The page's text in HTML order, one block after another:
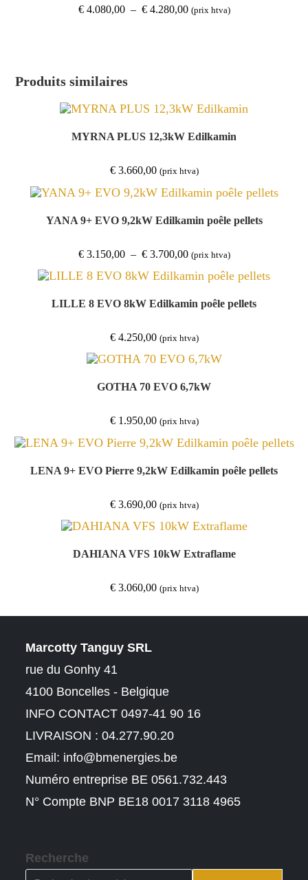
€4.080,00 – €4.280,00Plage
de
(prix htva)
Produits similaires
MYRNA PLUS 12,3kW Edilkamin
€3.660,00 (prix htva)
YANA 9+ EVO 9,2kW Edilkamin poêle pellets
€3.150,00 – €3.700,00Plage
de
prix :
€ 3.150,00
€ 3.700,00
(prix htva)
LILLE 8 EVO 8kW Edilkamin poêle pellets
€4.250,00 (prix htva)
GOTHA 70 EVO 6,7kW
€1.950,00 (prix htva)
LENA 9+ EVO Pierre 9,2kW Edilkamin poêle pellets
€3.690,00 (prix htva)
DAHIANA VFS 10kW Extraflame
€3.060,00 (prix htva)
Marcotty Tanguy SRL
rue du Gonhy 41
4100 Boncelles - Belgique
INFO CONTACT 0497-41 90 16
LIVRAISON : 04.277.90.20
Email: info@bmenergies.be
Numéro entreprise BE 0561.732.443
N° Compte BNP BE18 0017 3118 4965
Recherche